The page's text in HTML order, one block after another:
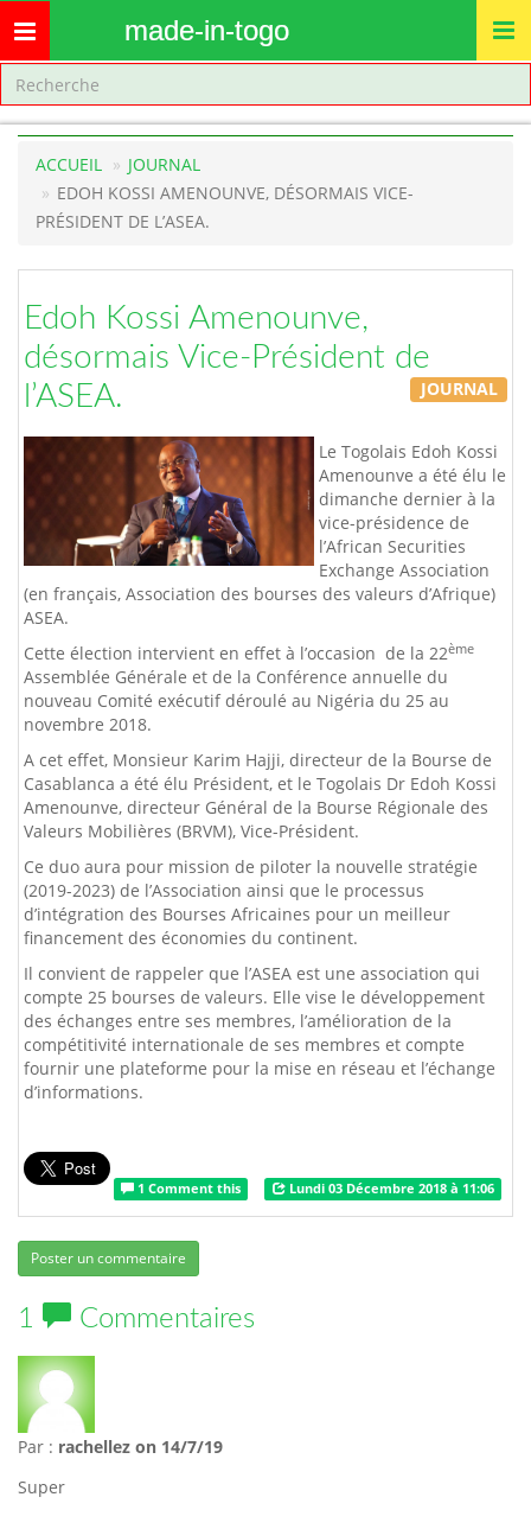
Toggle
navigation
made-in-togo
ACCUEIL
JOURNAL
EDOH KOSSI AMENOUNVE, DÉSORMAIS VICE-
PRÉSIDENT DE L’ASEA.
Edoh Kossi Amenounve,
désormais Vice-Président de
l’ASEA.
JOURNAL
Le Togolais Edoh Kossi
Amenounve a été élu le
dimanche dernier à la
vice-présidence de
l’African Securities
Exchange Association
(en français, Association des bourses des valeurs d’Afrique)
ASEA.
Cette élection intervient en effet à l’occasion de la 22ème
Assemblée Générale et de la Conférence annuelle du
nouveau Comité exécutif déroulé au Nigéria du 25 au
novembre 2018.
A cet effet, Monsieur Karim Hajji, directeur de la Bourse de
Casablanca a été élu Président, et le Togolais Dr Edoh Kossi
Amenounve, directeur Général de la Bourse Régionale des
Valeurs Mobilières (BRVM), Vice-Président.
Ce duo aura pour mission de piloter la nouvelle stratégie
(2019-2023) de l’Association ainsi que le processus
d’intégration des Bourses Africaines pour un meilleur
financement des économies du continent.
Il convient de rappeler que l’ASEA est une association qui
compte 25 bourses de valeurs. Elle vise le développement
des échanges entre ses membres, l’amélioration de la
compétitivité internationale de ses membres et compte
fournir une plateforme pour la mise en réseau et l’échange
d’informations.
1 Comment this Lundi 03 Décembre 2018 à 11:06
Poster un commentaire
1 Commentaires
Par : rachellez on 14/7/19
Super